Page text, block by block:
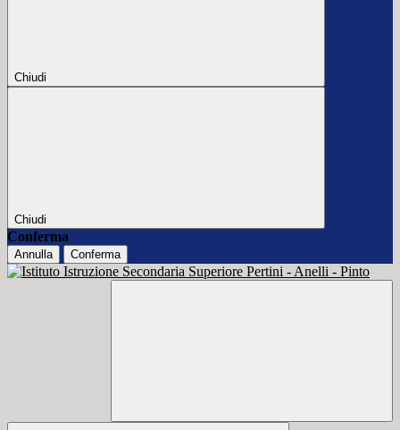
Chiudi
Chiudi
Conferma
Annulla Conferma